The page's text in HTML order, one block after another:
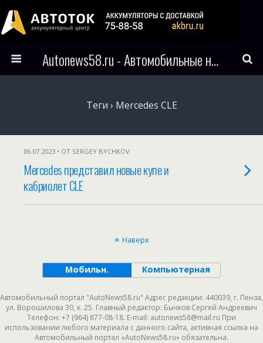
Autonews58.ru - Автомобильные новости Пензы и всего мира
Теги › Mercedes CLE
06.07.2023 • ОТ SERGEY BYCHKOV
Mercedes представил новые купе и
кабриолет CLE
Наверх
Мобильн. Компьютерная
Автомобильный портал "AutoNews58.ru" Адрес редакции: 440039, г. Пенза,
ул. Ворошилова 30, к. 25. Главный редактор: Бычков Сергей Андреевич
Телефон: +7 (964) 877-08-18. E-mail: autonews58@mail.ru При
использовании любого материала с данного сайта, активная ссылка на
Автомобильный портал «AutoNews58.ru» обязательна.